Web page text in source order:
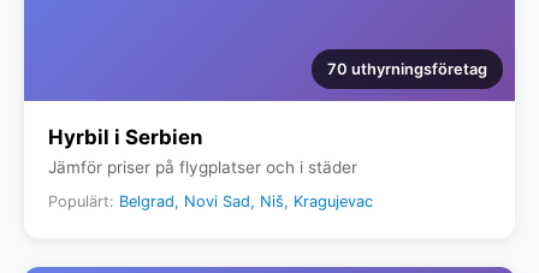
70 uthyrningsföretag
Hyrbil i Serbien
Jämför priser på flygplatser och i städer
Populärt: Belgrad, Novi Sad, Niš, Kragujevac